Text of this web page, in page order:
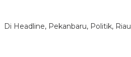
Di Headline, Pekanbaru, Politik, Riau